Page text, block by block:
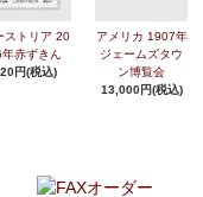
ストリア 20
赤ずきん
円(税込)
アメリカ 1907年
ジェームズタウ
ン博覧会
13,000円(税込)